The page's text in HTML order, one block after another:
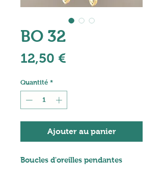
BO 32
12,50 €
Quantité *
Ajouter au panier
Boucles d'oreilles pendantes